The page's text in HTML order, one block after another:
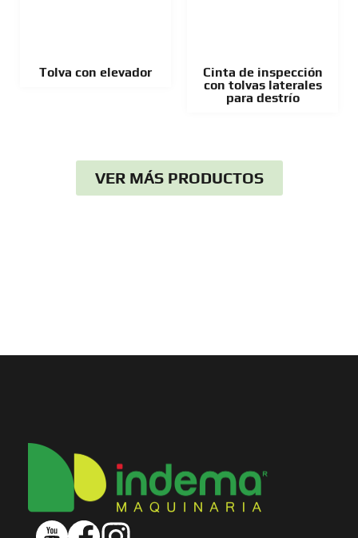
Tolva con elevador
Cinta de inspección
con tolvas laterales
para destrío
VER MÁS PRODUCTOS